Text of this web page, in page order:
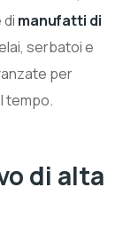
manufatti di
serbatoi e
per
tempo.
di alta